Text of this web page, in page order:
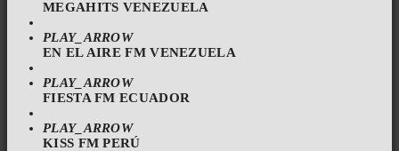
MEGAHITS VENEZUELA
PLAY_ARROW
EN EL AIRE FM VENEZUELA
PLAY_ARROW
FIESTA FM ECUADOR
PLAY_ARROW
KISS FM PERÚ